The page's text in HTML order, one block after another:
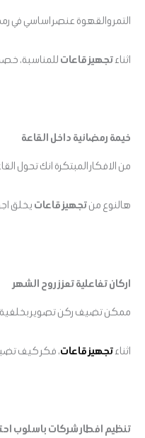
التمر والقهوة عنصر اساسي في
اثناءتجهيز قاعاتللمناسبة،
خيمة رمضانية داخل القاعة
من الافكار المبتكرة انك تحول
هالنوع منتجهيز قاعات يخلق
اركان تفاعلية تعزز روح الشهر
ممكن تضيف ركن تصوير بخلفية
اثناءتجهيز قاعات، فكر كيف
تنظيم افطار شركات باسلوب